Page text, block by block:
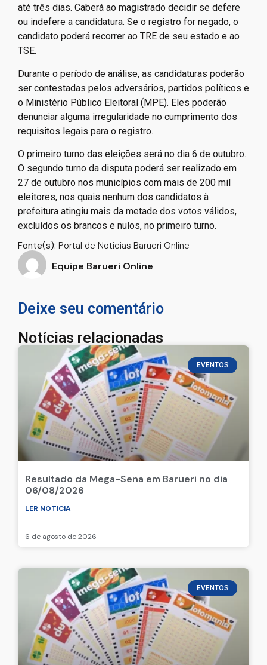
até três dias. Caberá ao magistrado decidir se defere
ou indefere a candidatura. Se o registro for negado, o
candidato poderá recorrer ao TRE de seu estado e ao
TSE.
Durante o período de análise, as candidaturas poderão
ser contestadas pelos adversários, partidos políticos e
o Ministério Público Eleitoral (MPE). Eles poderão
denunciar alguma irregularidade no cumprimento dos
requisitos legais para o registro.
O primeiro turno das eleições será no dia 6 de outubro.
O segundo turno da disputa poderá ser realizado em
27 de outubro nos municípios com mais de 200 mil
eleitores, nos quais nenhum dos candidatos à
prefeitura atingiu mais da metade dos votos válidos,
excluídos os brancos e nulos, no primeiro turno.
Fonte(s): Portal de Noticias Barueri Online
Equipe Barueri Online
Deixe seu comentário
Notícias relacionadas
EVENTOS
Resultado da Mega-Sena em Barueri no dia
06/08/2026
LER NOTICIA
6 de agosto de 2026
EVENTOS